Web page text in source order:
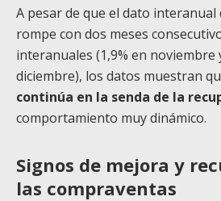
A pesar de que el dato interanual
rompe con dos meses
interanuales (1,9% en noviembre
diciembre), los datos muestran
continúa en la senda de la
comportamiento muy dinámico.
Signos de mejora y
las compraventas